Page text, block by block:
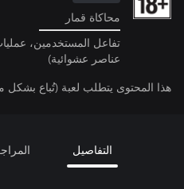
محاكاة قمار
تفاعل المستخدمين،
عناصر عشوائية)
هذا المحتوى يتطلب لعبة (تُباع بشكل
التفاصيل